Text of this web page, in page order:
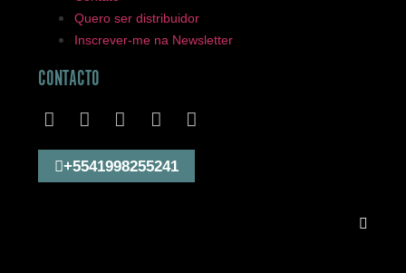
Quero ser distribuidor
Inscrever-me na Newsletter
CONTACTO
+5541998255241